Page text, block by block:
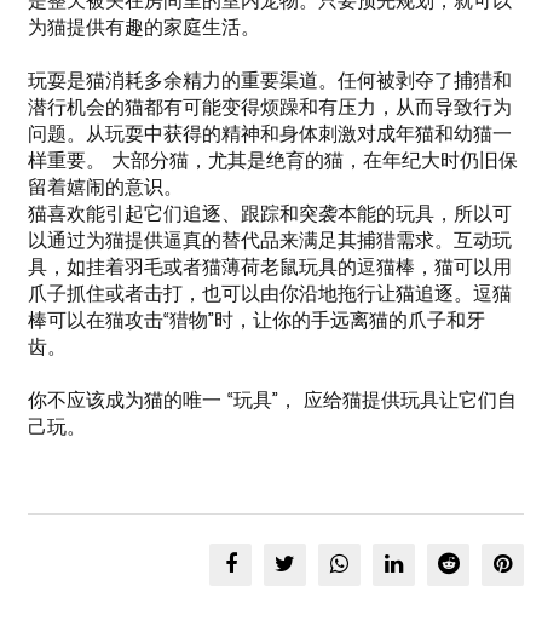
为猫提供有趣的家庭生活。
玩耍是猫消耗多余精力的重要渠道。任何被剥夺了捕猎和
潜行机会的猫都有可能变得烦躁和有压力，从而导致行为
问题。从玩耍中获得的精神和身体刺激对成年猫和幼猫一
样重要。 大部分猫，尤其是绝育的猫，在年纪大时仍旧保
留着嬉闹的意识。
猫喜欢能引起它们追逐、跟踪和突袭本能的玩具，所以可
以通过为猫提供逼真的替代品来满足其捕猎需求。互动玩
具，如挂着羽毛或者猫薄荷老鼠玩具的逗猫棒，猫可以用
爪子抓住或者击打，也可以由你沿地拖行让猫追逐。逗猫
棒可以在猫攻击“猎物”时，让你的手远离猫的爪子和牙
齿。
你不应该成为猫的唯一 “玩具”， 应给猫提供玩具让它们自
己玩。